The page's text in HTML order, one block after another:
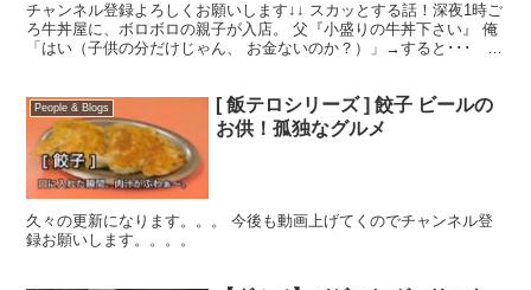
チャンネル登録よろしくお願いします↓↓ スカッとする話！深夜1時ご
ろ牛丼屋に、ボロボロの親子が入店。 父『小盛りの牛丼下さい』 俺
「はい（子供の分だけじゃん、 お金ないのか？）」→すると･･･ ス
People & Blogs
[ 飯テロシリーズ ] 餃子 ビールの
お供！孤独なグルメ
久々の更新になります。。。 今後も動画上げてくのでチャンネル登
録お願いします。。。。